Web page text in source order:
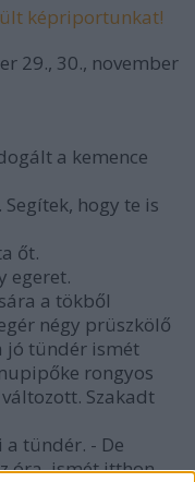
képriportunkat!
29., 30., november
a kemence
hogy te is
őt.
egeret.
a tökből
négy prüszkölő
jó tündér ismét
rongyos
Szakadt
tündér. - De
óra, ismét itthon